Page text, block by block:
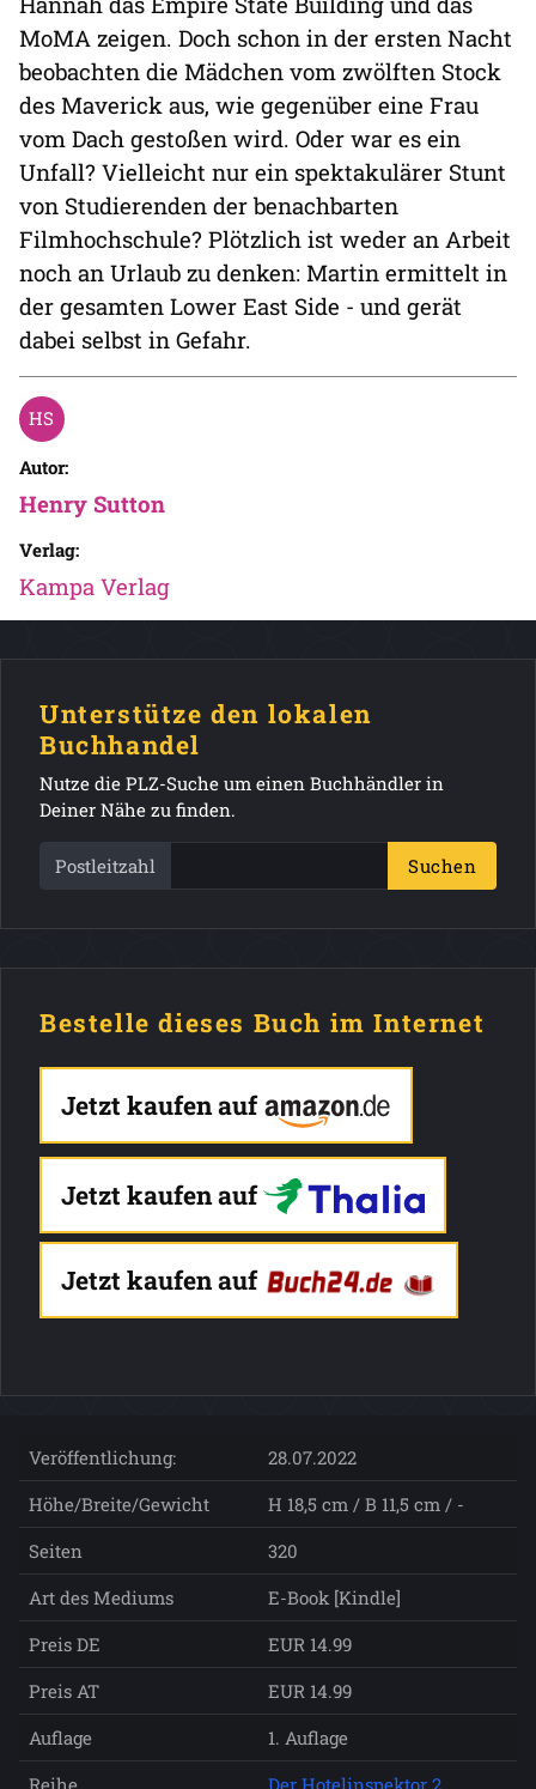
MoMA zeigen. Doch schon in der ersten Nacht
beobachten die Mädchen vom zwölften Stock
des Maverick aus, wie gegenüber eine Frau
vom Dach gestoßen wird. Oder war es ein
Unfall? Vielleicht nur ein spektakulärer Stunt
von Studierenden der benachbarten
Filmhochschule? Plötzlich ist weder an Arbeit
noch an Urlaub zu denken: Martin ermittelt in
der gesamten Lower East Side - und gerät
dabei selbst in Gefahr.
Autor:
Henry Sutton
Verlag:
Kampa Verlag
Unterstütze den lokalen
Buchhandel
Nutze die PLZ-Suche um einen Buchhändler in
Deiner Nähe zu finden.
Postleitzahl Suchen
Bestelle dieses Buch im Internet
Jetzt kaufen auf
Jetzt kaufen auf
Jetzt kaufen auf
Veröffentlichung:
28.07.2022
Höhe/Breite/Gewicht
H 18,5 cm / B 11,5 cm / -
Seiten
320
Art des Mediums
E-Book [Kindle]
Preis DE
EUR 14.99
Preis AT
EUR 14.99
Auflage
1. Auflage